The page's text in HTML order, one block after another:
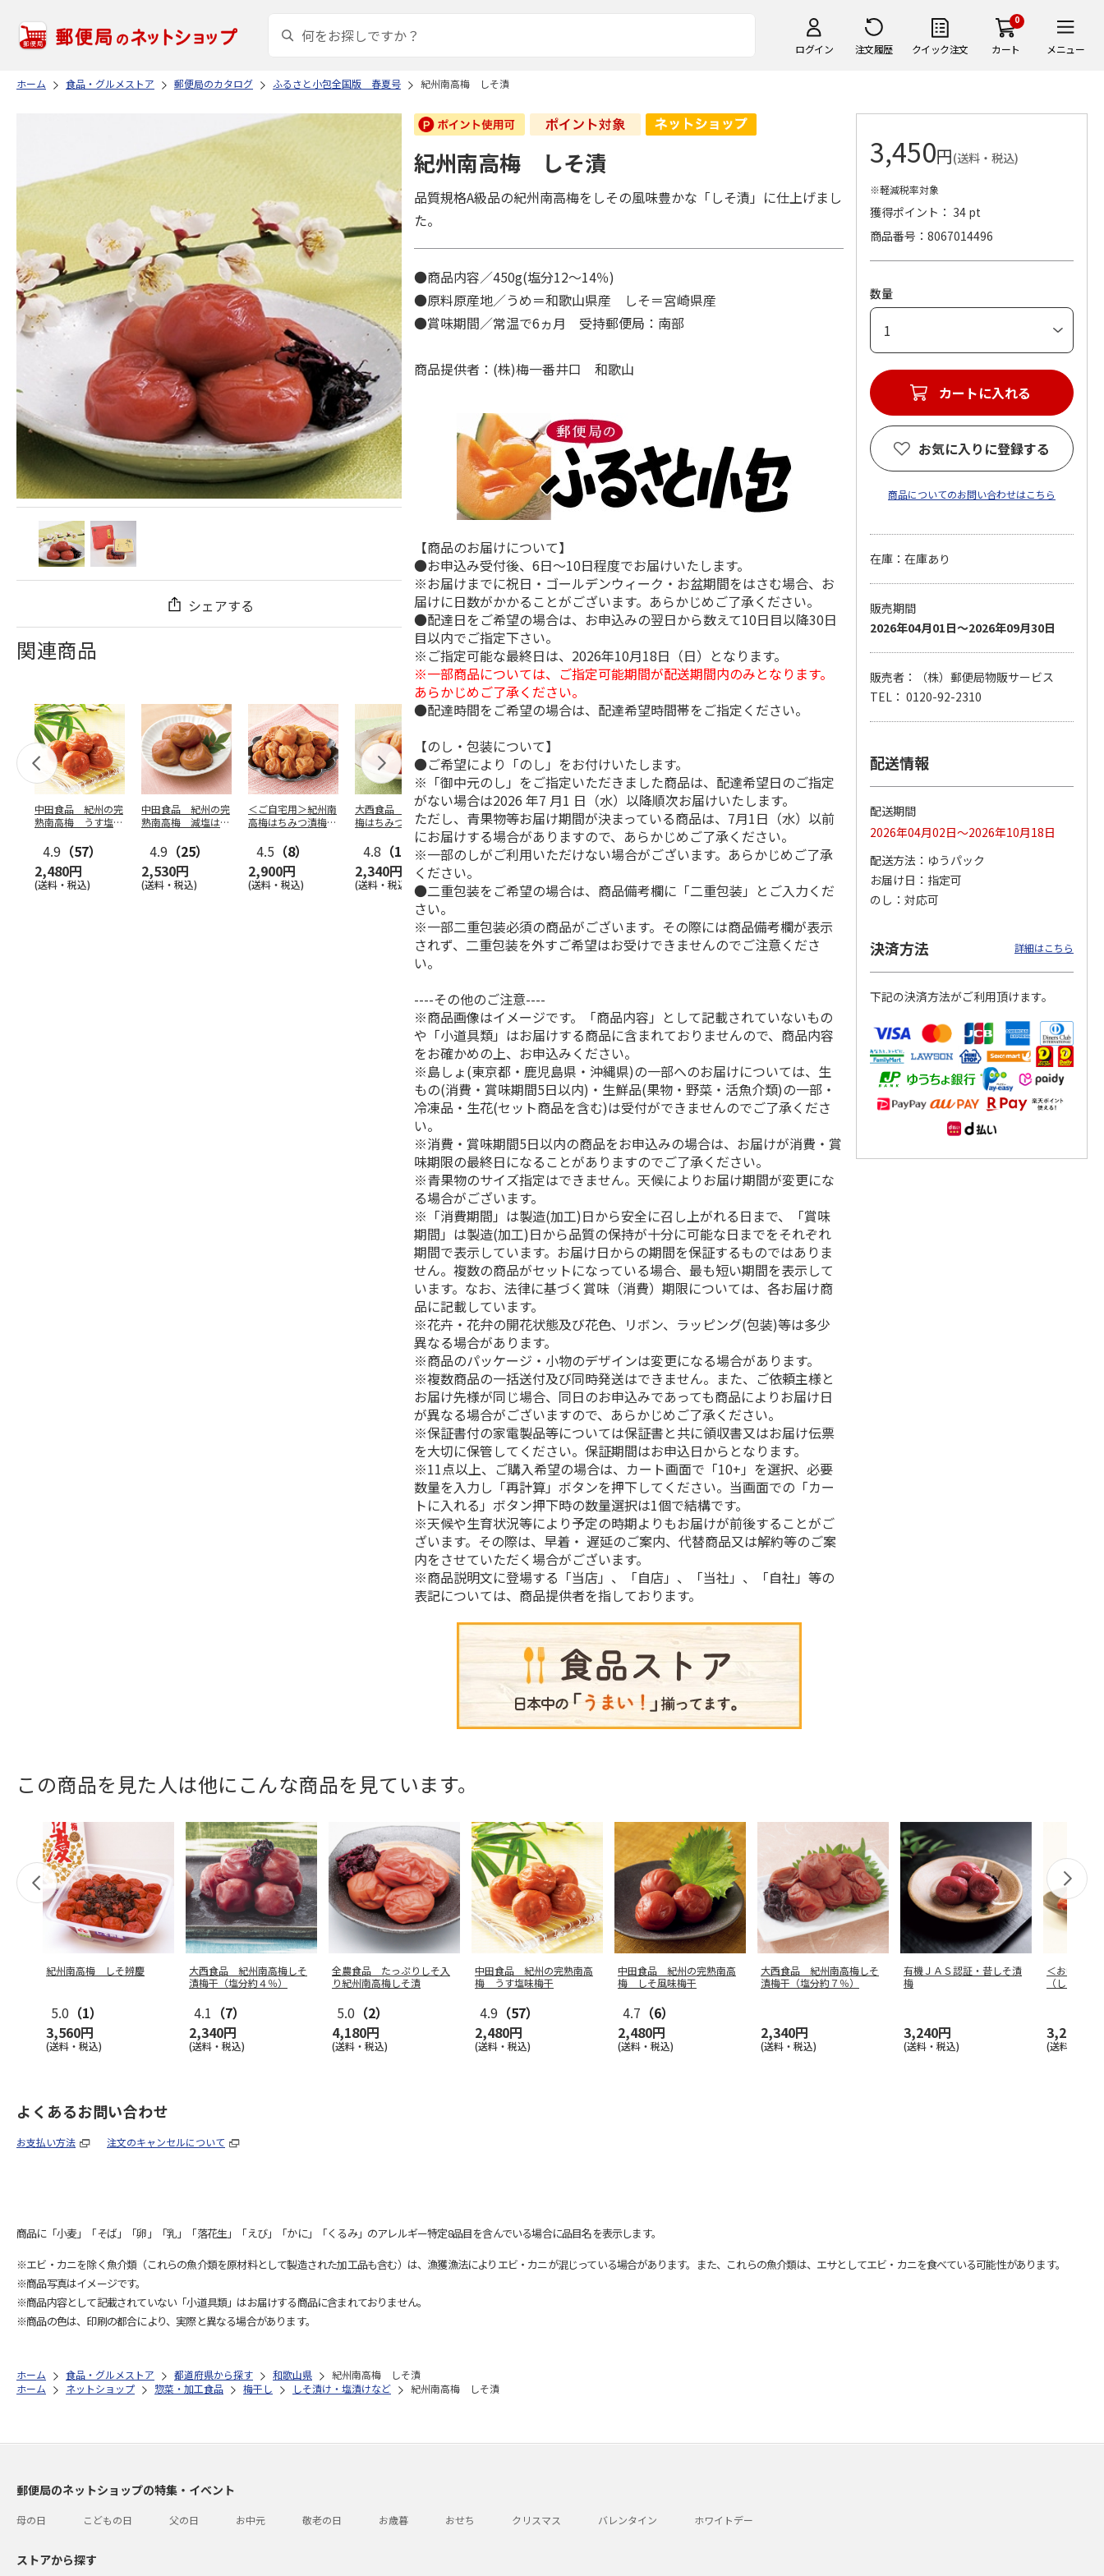
ログイン 注文履歴 クイック注文
0
カート メニュー
ホーム 食品・グルメストア 郵便局のカタログ ふるさと小包全国版 春夏号 紀州南高梅 しそ漬
シェアする
関連商品
中田食品 紀州の完
熟南高梅 うす塩味
4.9 （57）
2,480円
(送料・税込)
中田食品 紀州の完
熟南高梅 減塩はち
4.9 （25）
2,530円
(送料・税込)
＜ご自宅用＞紀州南
高梅はちみつ漬梅干
５０ …
4.5 （8）
2,900円
(送料・税込)
大西食品 紀州南高
梅はちみつ漬梅干
（塩分約３％）
4.8 （10）
2,340円
(送料・税込)
中田食品 紀州の完
熟南高梅 うす塩味
梅干 ２箱
4.9（34）
4,700円
(送料・税込)
紅梅園 まろやかは
ちみつ南高梅
4.9（13）
(送料・税込)
全農食品 うまみの
極
5.0（4）
(送料・税込)
＜ご自宅用＞つぶれ
うす塩味梅干
4.5（4）
(送料・税込)
中田食品 紀州の完
梅干 ４箱
4.9
（40）
8,900円
(送料・税込)
紀州南高梅 しそ漬
品質規格A級品の紀州南高梅をしその風味豊かな「しそ漬」に仕上げまし
た。
●商品内容／450g(塩分12～14％)
●原料原産地／うめ＝和歌山県産 しそ＝宮崎県産
●賞味期間／常温で6ヵ月 受持郵便局：南部
商品提供者：(株)梅一番井口 和歌山
【商品のお届けについて】
●お申込み受付後、6日～10日程度でお届けいたします。
※お届けまでに祝日・ゴールデンウィーク・お盆期間をはさむ場合、お
届けに日数がかかることがございます。あらかじめご了承ください。
●配達日をご希望の場合は、お申込みの翌日から数えて10日目以降30日
目以内でご指定下さい。
※ご指定可能な最終日は、2026年10月18日（日）となります。
※一部商品については、ご指定可能期間が配送期間内のみとなります。
あらかじめご了承ください。
●配達時間をご希望の場合は、配達希望時間帯をご指定ください。
【のし・包装について】
●ご希望により「のし」をお付けいたします。
※「御中元のし」をご指定いただきました商品は、配達希望日のご指定
がない場合は2026 年7 月1 日（水）以降順次お届けいたします。
ただし、青果物等お届け期間が決まっている商品は、7月1日（水）以前
にお届けする場合がありますので、あらかじめご了承ください。
※一部のしがご利用いただけない場合がございます。あらかじめご了承
ください。
●二重包装をご希望の場合は、商品備考欄に「二重包装」とご入力くだ
さい。
※一部二重包装必須の商品がございます。その際には商品備考欄が表示
されず、二重包装を外すご希望はお受けできませんのでご注意くださ
い。
----その他のご注意----
※商品画像はイメージです。「商品内容」として記載されていないもの
や「小道具類」はお届けする商品に含まれておりませんので、商品内容
をお確かめの上、お申込みください。
※島しょ(東京都・鹿児島県・沖縄県)の一部へのお届けについては、生
もの(消費・賞味期間5日以内)・生鮮品(果物・野菜・活魚介類)の一部・
冷凍品・生花(セット商品を含む)は受付ができませんのでご了承くださ
い。
※消費・賞味期間5日以内の商品をお申込みの場合は、お届けが消費・賞
味期限の最終日になることがありますのでご了承ください。
※青果物のサイズ指定はできません。天候によりお届け期間が変更にな
る場合がございます。
※「消費期間」は製造(加工)日から安全に召し上がれる日まで、「賞味
期間」は製造(加工)日から品質の保持が十分に可能な日までをそれぞれ
期間で表示しています。お届け日からの期間を保証するものではありま
せん。複数の商品がセットになっている場合、最も短い期間を表示して
います。なお、法律に基づく賞味（消費）期限については、各お届け商
品に記載しています。
※花卉・花弁の開花状態及び花色、リボン、ラッピング(包装)等は多少
異なる場合があります。
※商品のパッケージ・小物のデザインは変更になる場合があります。
※複数商品の一括送付及び同時発送はできません。また、ご依頼主様と
お届け先様が同じ場合、同日のお申込みであっても商品によりお届け日
が異なる場合がございますので、あらかじめご了承ください。
※保証書付の家電製品等については保証書と共に領収書又はお届け伝票
を大切に保管してください。保証期間はお申込日からとなります。
※11点以上、ご購入希望の場合は、カート画面で「10+」を選択、必要
数量を入力し「再計算」ボタンを押下してください。当画面での「カー
トに入れる」ボタン押下時の数量選択は1個で結構です。
※天候や生育状況等により予定の時期よりもお届けが前後することがご
ざいます。その際は、早着・ 遅延のご案内、代替商品又は解約等のご案
内をさせていただく場合がございます。
※商品説明文に登場する「当店」、「自店」、「当社」、「自社」等の
表記については、商品提供者を指しております。
3,450円(送料・税込)
※軽減税率対象
獲得ポイント： 34 pt
商品番号
8067014496
数量
カートに入れる
お気に入りに登録する
商品についてのお問い合わせはこちら
在庫：在庫あり
販売期間
2026年04月01日～2026年09月30日
販売者：（株）郵便局物販サービス
TEL： 0120-92-2310
配送情報
配送期間
2026年04月02日～2026年10月18日
配送方法
ゆうパック
お届け日
指定可
のし
対応可
決済方法 詳細はこちら
下記の決済方法がご利用頂けます。
この商品を見た人は他にこんな商品を見ています。
紀州南高梅 しそ辨慶
5.0 （1）
3,560円
(送料・税込)
大西食品 紀州南高梅しそ
漬梅干（塩分約４％）
4.1 （7）
2,340円
(送料・税込)
全農食品 たっぷりしそ入
り紀州南高梅しそ漬
5.0 （2）
4,180円
(送料・税込)
中田食品 紀州の完熟南高
梅 うす塩味梅干
4.9 （57）
2,480円
(送料・税込)
中田食品 紀州の完熟南高
梅 しそ風味梅干
4.7 （6）
2,480円
(送料・税込)
大西食品 紀州南高梅しそ
漬梅干（塩分約７％）
2,340円
(送料・税込)
有機ＪＡＳ認証・昔しそ漬
梅
3,240円
(送料・税込)
＜お中元＞
（しそ漬）
3,240円
(送料・税込)
よくあるお問い合わせ
お支払い方法 注文のキャンセルについて
商品に「小麦」「そば」「卵」「乳」「落花生」「えび」「かに」「くるみ」のアレルギー特定8品目を含んでいる場合に品目名を表示します。
※エビ・カニを除く魚介類（これらの魚介類を原材料として製造された加工品も含む）は、漁獲漁法によりエビ・カニが混じっている場合があります。また、これらの魚介類は、エサとしてエビ・カニを食べている可能性があります。
※商品写真はイメージです。
※商品内容として記載されていない「小道具類」はお届けする商品に含まれておりません。
※商品の色は、印刷の都合により、実際と異なる場合があります。
ホーム 食品・グルメストア 都道府県から探す 和歌山県
紀州南高梅 しそ漬
ホーム
ネットショップ 惣菜・加工食品 梅干し しそ漬け・塩漬けなど 紀州南高梅 しそ漬
郵便局のネットショップの特集・イベント
母の日 こどもの日 父の日 お中元 敬老の日 お歳暮 おせち クリスマス バレンタイン ホワイトデー
ストアから探す